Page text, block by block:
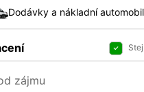
Dodávky a nákladní